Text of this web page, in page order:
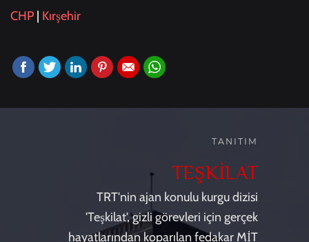
CHP | Kırşehir
TANITIM
TEŞKİLAT
TRT'nin ajan konulu kurgu dizisi
'Teşkilat', gizli görevleri için gerçek
hayatlarından koparılan fedakar MİT